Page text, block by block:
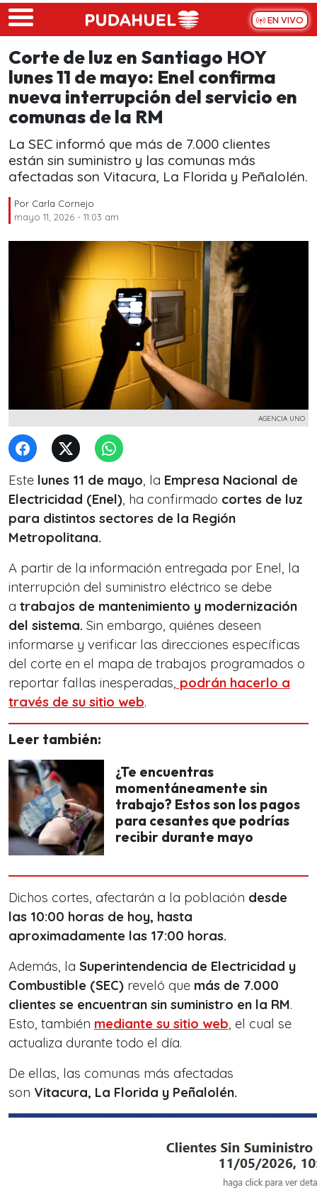
Skip to main content
EN VIVO
Corte de luz en Santiago HOY
lunes 11 de mayo: Enel confirma
nueva interrupción del servicio en
comunas de la RM
La SEC informó que más de 7.000 clientes
están sin suministro y las comunas más
afectadas son Vitacura, La Florida y Peñalolén.
Por Carla Cornejo
mayo 11, 2026 - 11:03 am
AGENCIA UNO
Este lunes 11 de mayo, la Empresa Nacional de
Electricidad (Enel), ha confirmado cortes de luz
para distintos sectores de la Región
Metropolitana.
A partir de la información entregada por Enel, la
interrupción del suministro eléctrico se debe
a trabajos de mantenimiento y modernización
del sistema. Sin embargo, quiénes deseen
informarse y verificar las direcciones específicas
del corte en el mapa de trabajos programados o
reportar fallas inesperadas, podrán hacerlo a
través de su sitio web.
Leer también:
¿Te encuentras
momentáneamente sin
trabajo? Estos son los pagos
para cesantes que podrías
recibir durante mayo
Dichos cortes, afectarán a la población desde
las 10:00 horas de hoy, hasta
aproximadamente las 17:00 horas.
Además, la Superintendencia de Electricidad y
Combustible (SEC) reveló que más de 7.000
clientes se encuentran sin suministro en la RM.
Esto, también mediante su sitio web, el cual se
actualiza durante todo el día.
De ellas, las comunas más afectadas
son Vitacura, La Florida y Peñalolén.